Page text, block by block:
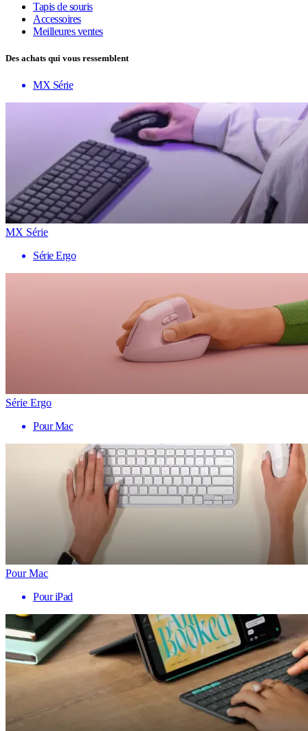
Tapis de souris
Accessoires
Meilleures ventes
Des achats qui vous ressemblent
MX Série
MX Série
Série Ergo
Série Ergo
Pour Mac
Pour Mac
Pour iPad